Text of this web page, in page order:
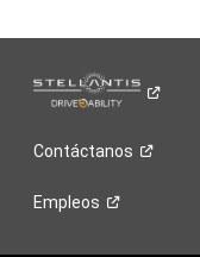
Contáctanos
Empleos